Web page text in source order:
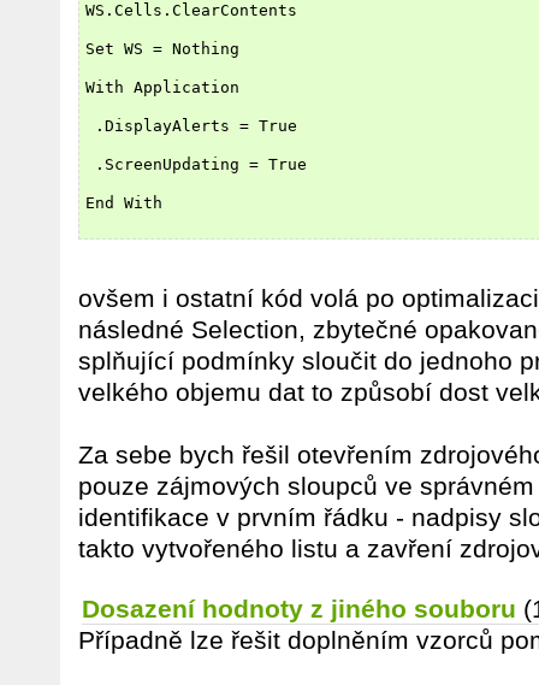
WS.Cells.ClearContents
Set WS = Nothing
With Application
.DisplayAlerts = True
.ScreenUpdating = True
End With
ovšem i ostatní kód volá po
následné Selection, zbytečné
splňující podmínky sloučit do jednoho
velkého objemu dat to způsobí dost
Za sebe bych řešil otevřením
pouze zájmových sloupců ve
identifikace v prvním řádku - nadpisy
takto vytvořeného listu a zavření
Dosazení hodnoty z jiného souboru
Případně lze řešit doplněním vzorců